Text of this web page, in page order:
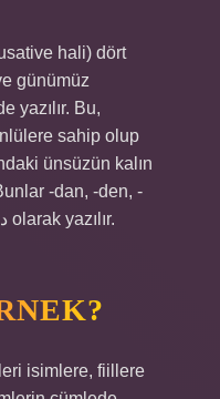
hali) dört
günümüz
yazılır. Bu,
sahip olup
ünsüzün kalın
-dan, -den, -
tan ve -ten biçimleridir ve دن olarak yazılır.
isimlere, fiillere